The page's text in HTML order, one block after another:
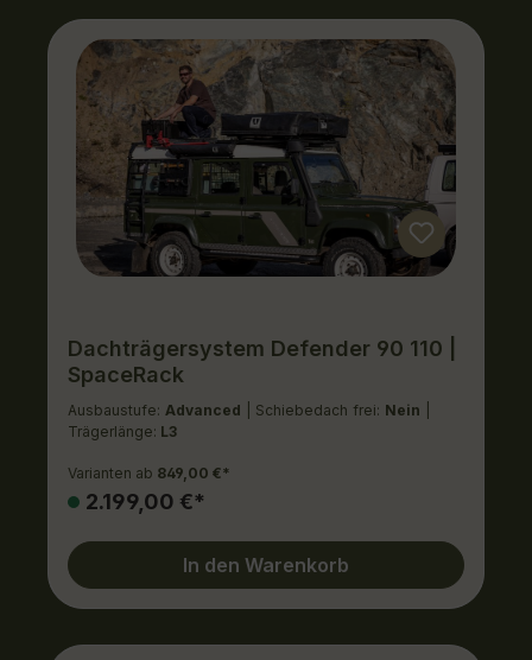
Dachträgersystem Defender 90 110 |
SpaceRack
Ausbaustufe: Advanced | Schiebedach frei: Nein
Trägerlänge: L3
Varianten ab 849,00 €*
2.199,00 €*
In den Warenkorb